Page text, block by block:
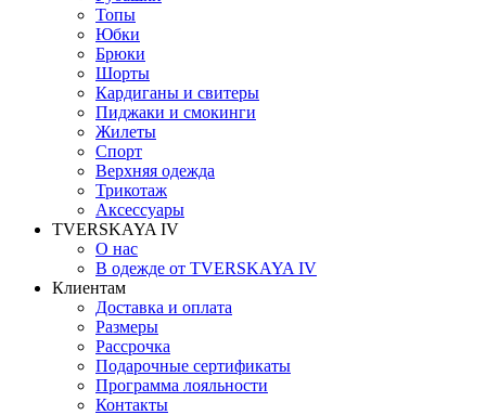
Топы
Юбки
Брюки
Шорты
Кардиганы и свитеры
Пиджаки и смокинги
Жилеты
Спорт
Верхняя одежда
Трикотаж
Аксессуары
TVERSKAYA IV
О нас
В одежде от TVERSKAYA IV
Клиентам
Доставка и оплата
Размеры
Рассрочка
Подарочные сертификаты
Программа лояльности
Контакты